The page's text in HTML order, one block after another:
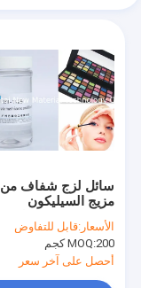
سائل لزج شفاف من
مزيج السيليكون
EINECS N / A
الأسعار:قابل للتفاوض
MOQ:200 كجم
أحصل على آخر سعر